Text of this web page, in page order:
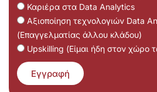
Καριέρα στα Data Analytics
Αξιοποίηση τεχνολογιών Data
(Επαγγελματίας άλλου κλάδου)
Upskilling (Είμαι ήδη στον χώρο
Εγγραφή